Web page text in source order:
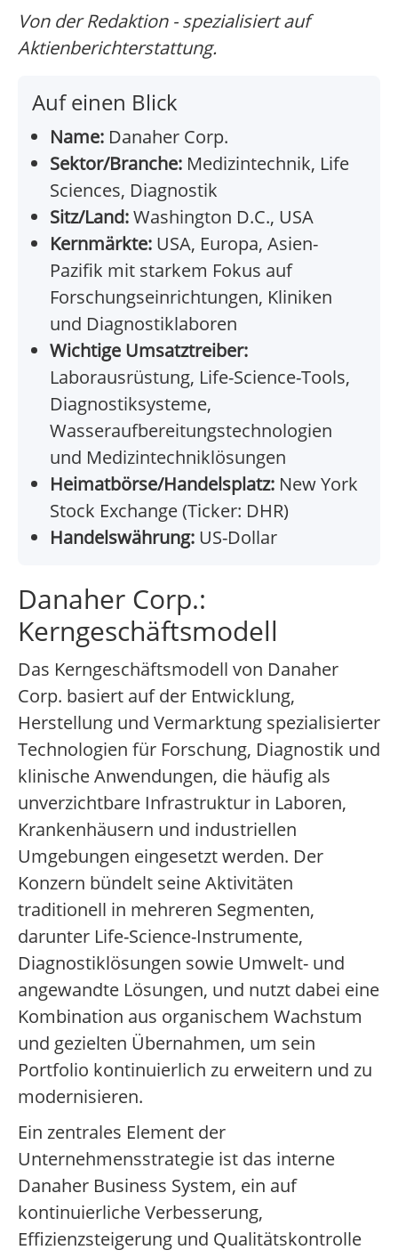
Von der Redaktion - spezialisiert auf
Aktienberichterstattung.
Auf einen Blick
Name: Danaher Corp.
Sektor/Branche: Medizintechnik, Life
Sciences, Diagnostik
Sitz/Land:Washington D.C., USA
Kernmärkte: USA, Europa, Asien-
Pazifik mit starkem Fokus auf
Forschungseinrichtungen, Kliniken
und Diagnostiklaboren
Wichtige Umsatztreiber:
Laborausrüstung, Life-Science-Tools,
Diagnostiksysteme,
Wasseraufbereitungstechnologien
und Medizintechniklösungen
Heimatbörse/Handelsplatz: New York
Stock Exchange (Ticker: DHR)
Handelswährung: US-Dollar
Danaher Corp.:
Kerngeschäftsmodell
Das Kerngeschäftsmodell von Danaher
Corp. basiert auf der Entwicklung,
Herstellung und Vermarktung spezialisierter
Technologien für Forschung, Diagnostik und
klinische Anwendungen, die häufig als
unverzichtbare Infrastruktur in Laboren,
Krankenhäusern und industriellen
Umgebungen eingesetzt werden. Der
Konzern bündelt seine Aktivitäten
traditionell in mehreren Segmenten,
darunter Life-Science-Instrumente,
Diagnostiklösungen sowie Umwelt- und
angewandte Lösungen, und nutzt dabei eine
Kombination aus organischem Wachstum
und gezielten Übernahmen, um sein
Portfolio kontinuierlich zu erweitern und zu
modernisieren.
Ein zentrales Element der
Unternehmensstrategie ist das interne
Danaher Business System, ein auf
kontinuierliche Verbesserung,
Effizienzsteigerung und Qualitätskontrolle